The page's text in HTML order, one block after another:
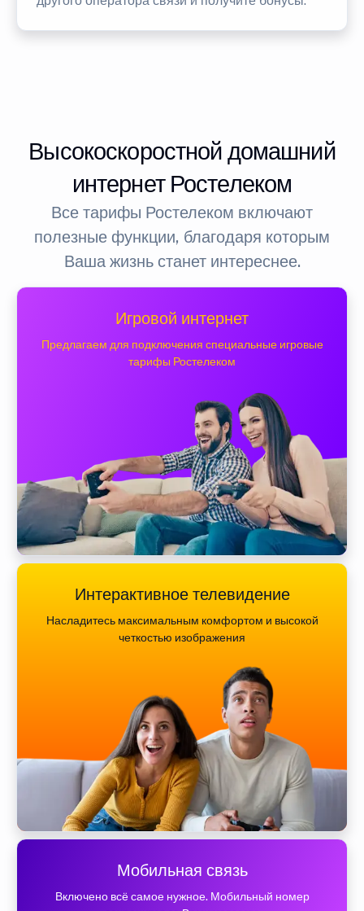
Высокоскоростной домашний
интернет Ростелеком
Все тарифы Ростелеком включают
полезные функции, благодаря которым
Ваша жизнь станет интереснее.
Игровой интернет
Предлагаем для подключения специальные игровые
тарифы Ростелеком
Интерактивное телевидение
Насладитесь максимальным комфортом и высокой
четкостью изображения
Мобильная связь
Включено всё самое нужное. Мобильный номер